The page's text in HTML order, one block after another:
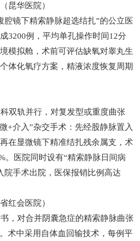
昆华医院）
腔镜下精索静脉超选结扎”的公立医
3200例，平均单孔操作时间12分
模拟舱，术前可评估缺氧对睾丸生
体化氧疗方案，精液浓度恢复周期
双轨并行，对复发型或重度曲张
+介入”杂交手术：先经股静脉置入
在显微镜下精准结扎残余属支，术
。医院同时设有“精索静脉日间病
院手术出院，医保报销比例高达
红会医院）
，对合并阴囊急症的精索静脉曲张
术中采用自体血回输技术，每例平